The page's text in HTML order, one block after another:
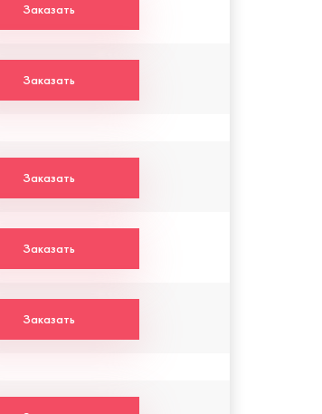
Заказать
Заказать
Заказать
Заказать
Заказать